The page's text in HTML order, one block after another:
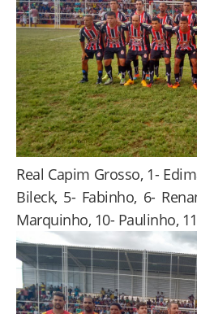
Real Capim Grosso, 1-
Bileck, 5- Fabinho, 6-
Marquinho, 10- Paulinho,